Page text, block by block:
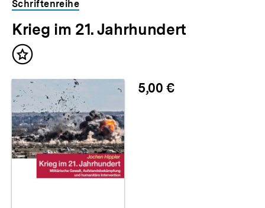
Schriftenreihe
Krieg im 21. Jahrhundert
Inhalt
5,00 €